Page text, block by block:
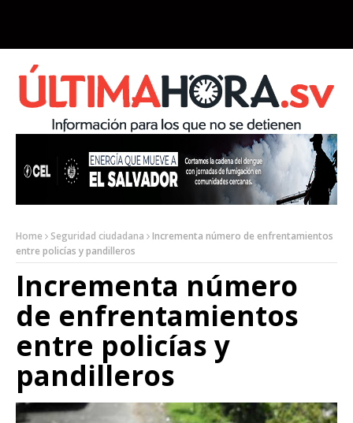
Home Seguridad ciudadana
Incrementa número de enfrentamientos
entre policías y pandilleros
Incrementa número
de enfrentamientos
entre policías y
pandilleros